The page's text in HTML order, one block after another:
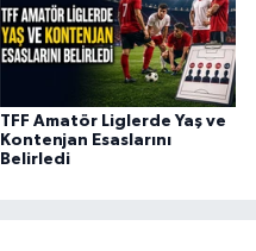
TFF Amatör Liglerde Yaş ve
Kontenjan Esaslarını
Belirledi